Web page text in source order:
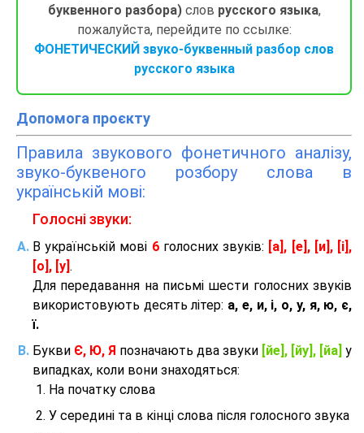
буквенного разбора)слов русского языка,
пожалуйста, перейдите по ссылке:
ФОНЕТИЧЕСКИЙ звуко-буквенный разбор слов
русского языка
Допомога проєкту
Правила звукового фонетичного аналізу,
звуко-буквеного розбору слова в
українській мові:
Голосні звуки:
В українській мові 6голосних звуків:
[а], [е], [и], [і],
[о], [у] .
Для передавання на письмі шести голосних звуків
використовують десять літер: а, е, и, і, о, у, я, ю, є,
ї.
Букви Є, Ю, Я позначають два звуки [йе], [йу], [йа] у
випадках, коли вони знаходяться:
На початку слова
У середині та в кінці слова після голосного звука